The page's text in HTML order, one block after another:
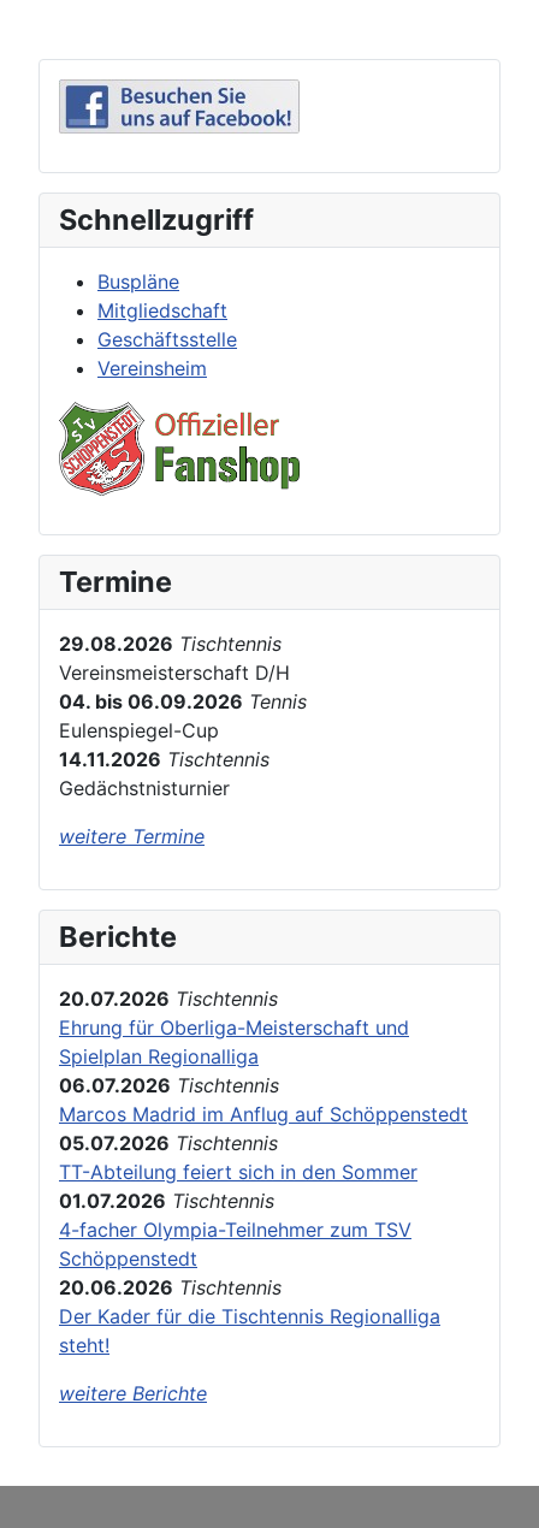
Schnellzugriff
Buspläne
Mitgliedschaft
Geschäftsstelle
Vereinsheim
Termine
29.08.2026 Tischtennis
Vereinsmeisterschaft D/H
04. bis 06.09.2026 Tennis
Eulenspiegel-Cup
14.11.2026 Tischtennis
Gedächstnisturnier
weitere Termine
Berichte
20.07.2026 Tischtennis
Ehrung für Oberliga-Meisterschaft und
Spielplan Regionalliga
06.07.2026 Tischtennis
Marcos Madrid im Anflug auf Schöppenstedt
05.07.2026 Tischtennis
TT-Abteilung feiert sich in den Sommer
01.07.2026 Tischtennis
4-facher Olympia-Teilnehmer zum TSV
Schöppenstedt
20.06.2026 Tischtennis
Der Kader für die Tischtennis Regionalliga
steht!
weitere Berichte